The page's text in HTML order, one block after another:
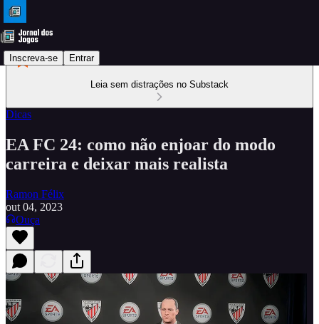
Inscreva-se Entrar
Leia sem distrações no Substack
Dicas
EA FC 24: como não enjoar do modo
carreira e deixar mais realista
Ramon Félix
out 04, 2023
Ouça